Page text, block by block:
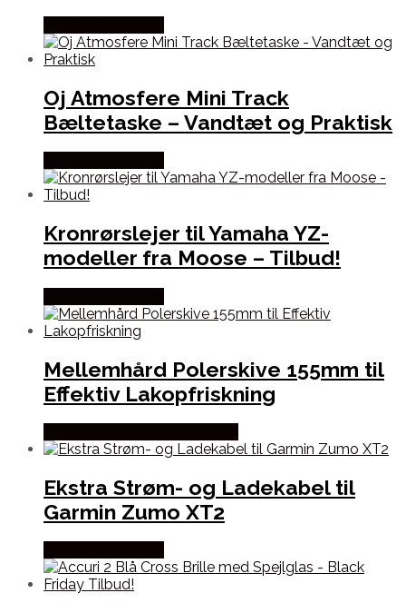
Oj Atmosfere Mini Track
Bæltetaske – Vandtæt og Praktisk
Kronrørslejer til Yamaha YZ-
modeller fra Moose – Tilbud!
Mellemhård Polerskive 155mm til
Effektiv Lakopfriskning
Ekstra Strøm- og Ladekabel til
Garmin Zumo XT2